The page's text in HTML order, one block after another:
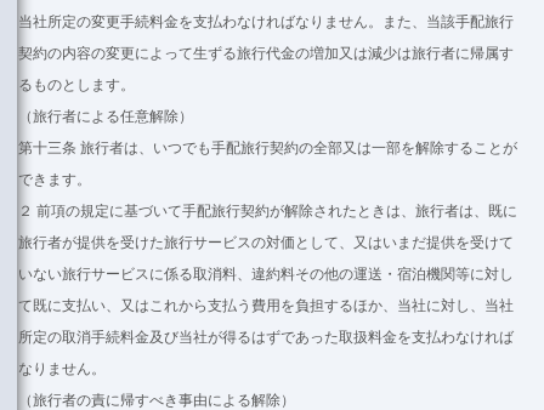
当社所定の変更手続料金を支払わなければなりません。また、当該手配旅行
契約の内容の変更によって生ずる旅行代金の増加又は減少は旅行者に帰属す
るものとします。
（旅行者による任意解除）
第十三条 旅行者は、いつでも手配旅行契約の全部又は一部を解除することが
できます。
２ 前項の規定に基づいて手配旅行契約が解除されたときは、旅行者は、既に
旅行者が提供を受けた旅行サービスの対価として、又はいまだ提供を受けて
いない旅行サービスに係る取消料、違約料その他の運送・宿泊機関等に対し
て既に支払い、又はこれから支払う費用を負担するほか、当社に対し、当社
所定の取消手続料金及び当社が得るはずであった取扱料金を支払わなければ
なりません。
（旅行者の責に帰すべき事由による解除）